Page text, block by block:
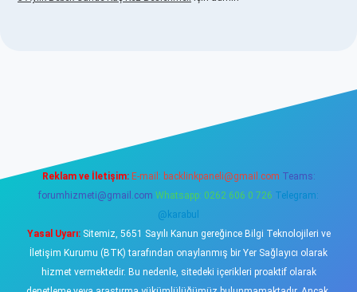
Reklam ve İletişim: E-mail: backlinkpaneli@gmail.com Teams:
forumhizmeti@gmail.com Whatsapp: 0262 606 0 726 Telegram:
@karabul
Yasal Uyarı:Sitemiz, 5651 Sayılı Kanun gereğince Bilgi Teknolojileri ve
İletişim Kurumu (BTK) tarafından onaylanmış bir Yer Sağlayıcı olarak
hizmet vermektedir. Bu nedenle, sitedeki içerikleri proaktif olarak